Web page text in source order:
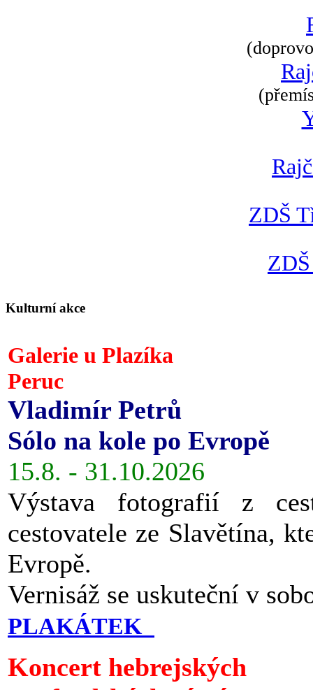
ZDŠ
Kulturní akce
Galerie u Plazíka
Peruc
Vladimír Petrů
Sólo na kole po Evropě
15.8. - 31.10.2026
Výstava fotografií z
cestovatele ze Slavětína,
Evropě.
Vernisáž se uskuteční v
PLAKÁTEK
Koncert hebrejských